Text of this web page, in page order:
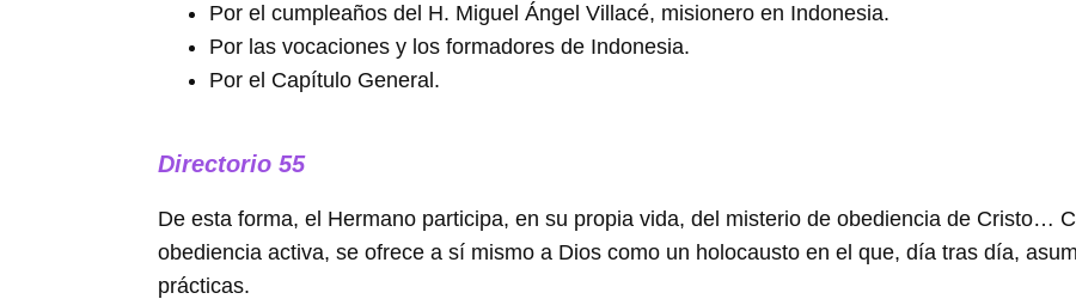
Por el cumpleaños del H. Miguel Ángel Villacé, misionero en Indonesia.
Por las vocaciones y los formadores de Indonesia.
Por el Capítulo General.
Directorio 55
De esta forma, el Hermano participa, en su propia vida, del misterio de obediencia de Cristo…
obediencia activa, se ofrece a sí mismo a Dios como un holocausto en el que, día tras día,
prácticas.